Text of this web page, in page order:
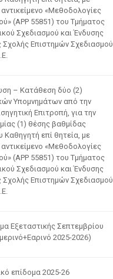
«Μεθοδολογίες
(ΑΡΡ 55851) του Τμήματος
Σχεδιασμού και Ένδυσης
Σχολής Επιστημών Σχεδιασμού
– Κατάθεση δύο (2)
Υπομνημάτων από την
Επιτροπή, για την
(1) θέσης βαθμίδας
Καθηγητή επί θητεία, με
«Μεθοδολογίες
(ΑΡΡ 55851) του Τμήματος
Σχεδιασμού και Ένδυσης
Σχολής Επιστημών Σχεδιασμού
Εξεταστικής Σεπτεμβρίου
2025-2026)
επίδομα 2025-26